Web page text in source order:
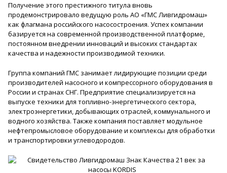
Получение этого престижного титула вновь
продемонстрировало ведущую роль АО «ГМС Ливгидромаш»
как флагмана российского насосостроения. Успех компании
базируется на современной производственной платформе,
постоянном внедрении инноваций и высоких стандартах
качества и надежности производимой техники.
Группа компаний ГМС занимает лидирующие позиции среди
производителей насосного и компрессорного оборудования в
России и странах СНГ. Предприятие специализируется на
выпуске техники для топливно-энергетического сектора,
электроэнергетики, добывающих отраслей, коммунального и
водного хозяйства. Также компания поставляет модульное
нефтепромысловое оборудование и комплексы для обработки
и транспортировки углеводородов.